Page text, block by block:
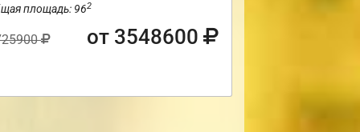
площадь: 962
от 3548600